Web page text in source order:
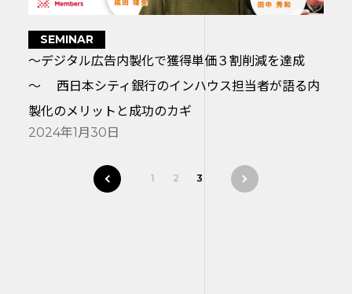
SEMINAR
～デジタル広告内製化で獲得単価３割削減を達成
～ 西日本シティ銀行のインハウス担当者が語る内
製化のメリットと成功のカギ
2024年1月30日
1 2 3